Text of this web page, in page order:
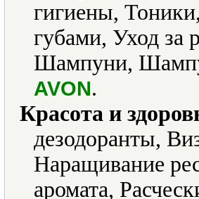
гигиены,
губами, Уход за
Шампуни,
AVON.
Красота и
дезодоранты,
Наращивание
аромата,